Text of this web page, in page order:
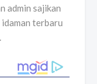
admin sajikan
terbaru